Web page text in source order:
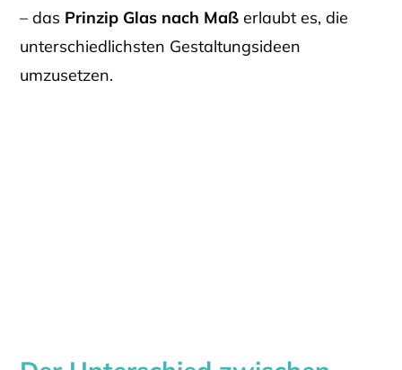
– das Prinzip Glas nach Maß erlaubt es, die
unterschiedlichsten Gestaltungsideen
umzusetzen.